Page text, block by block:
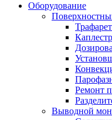
Оборудование
Ремонт
Выводной